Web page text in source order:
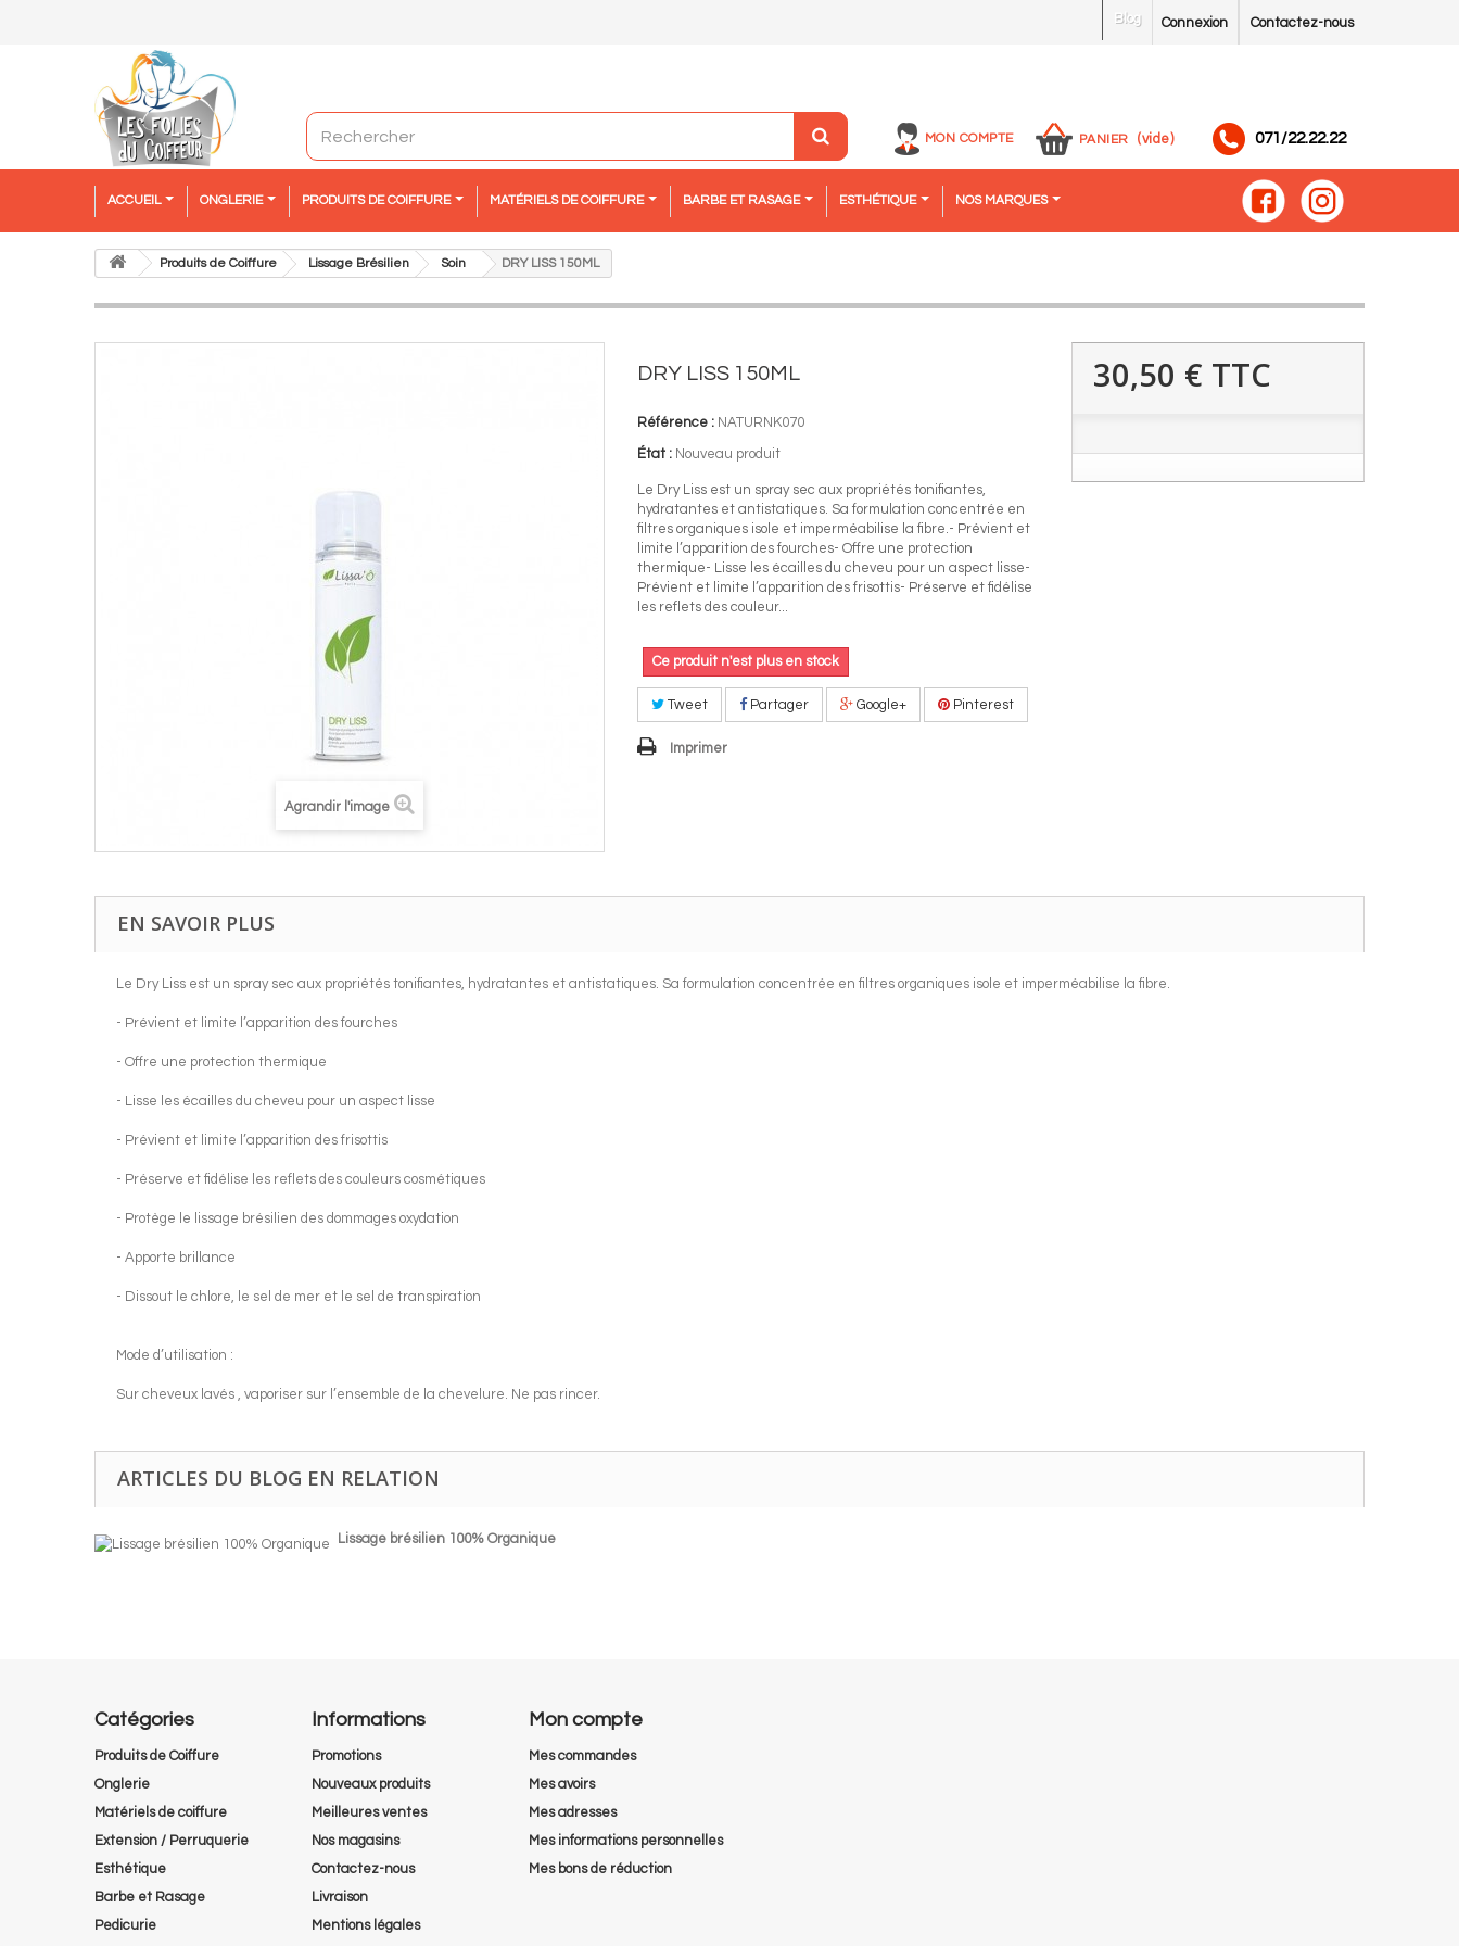
Contactez-nous
Connexion
Blog
MON COMPTE PANIER (vide) 071/22.22.22
ACCUEIL ONGLERIE PRODUITS DE COIFFURE MATÉRIELS DE COIFFURE BARBE ET RASAGE ESTHÉTIQUE NOS MARQUES
Produits de Coiffure Lissage Brésilien Soin DRY LISS 150ML
Agrandir l'image
DRY LISS 150ML
Référence : NATURNK070
État : Nouveau produit
Le Dry Liss est un spray sec aux propriétés tonifiantes,
hydratantes et antistatiques. Sa formulation concentrée en
filtres organiques isole et imperméabilise la fibre.- Prévient et
limite l’apparition des fourches- Offre une protection
thermique- Lisse les écailles du cheveu pour un aspect lisse-
Prévient et limite l’apparition des frisottis- Préserve et fidélise
les reflets des couleur...
Ce produit n'est plus en stock
Tweet Partager Google+ Pinterest
Imprimer
30,50 € TTC
EN SAVOIR PLUS
Le Dry Liss est un spray sec aux propriétés tonifiantes, hydratantes et antistatiques. Sa formulation concentrée en filtres organiques isole et imperméabilise la fibre.
- Prévient et limite l’apparition des fourches
- Offre une protection thermique
- Lisse les écailles du cheveu pour un aspect lisse
- Prévient et limite l’apparition des frisottis
- Préserve et fidélise les reflets des couleurs cosmétiques
- Protège le lissage brésilien des dommages oxydation
- Apporte brillance
- Dissout le chlore, le sel de mer et le sel de transpiration
Mode d’utilisation :
Sur cheveux lavés , vaporiser sur l’ensemble de la chevelure. Ne pas rincer.
ARTICLES DU BLOG EN RELATION
Lissage brésilien 100% Organique
Catégories
Produits de Coiffure
Onglerie
Matériels de coiffure
Extension / Perruquerie
Esthétique
Barbe et Rasage
Pedicurie
Informations
Promotions
Nouveaux produits
Meilleures ventes
Nos magasins
Contactez-nous
Livraison
Mentions légales
Mon compte
Mes commandes
Mes avoirs
Mes adresses
Mes informations personnelles
Mes bons de réduction